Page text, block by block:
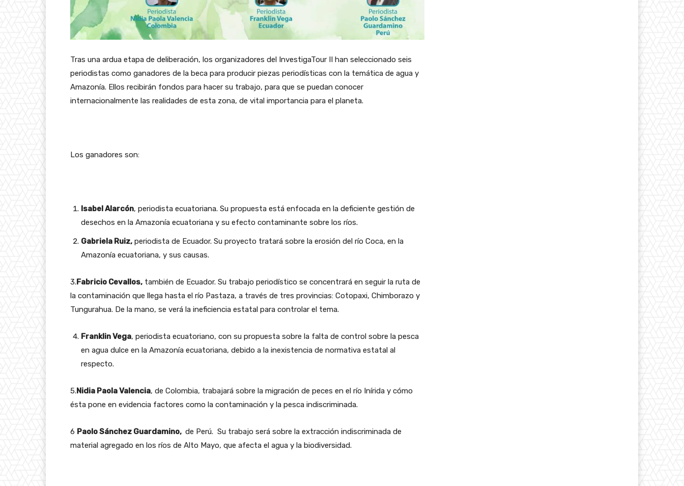
Tras una ardua etapa de deliberación, los organizadores del InvestigaTour II han seleccionado seis
periodistas como ganadores de la beca para producir piezas periodísticas con la temática de agua y
Amazonía. Ellos recibirán fondos para hacer su trabajo, para que se puedan conocer
internacionalmente las realidades de esta zona, de vital importancia para el planeta.
Los ganadores son:
Isabel Alarcón, periodista ecuatoriana. Su propuesta está enfocada en la deficiente gestión de
desechos en la Amazonía ecuatoriana y su efecto contaminante sobre los ríos.
Gabriela Ruiz, periodista de Ecuador. Su proyecto tratará sobre la erosión del río Coca, en la
Amazonía ecuatoriana, y sus causas.
3.Fabricio Cevallos, también de Ecuador. Su trabajo periodístico se concentrará en seguir la ruta de
la contaminación que llega hasta el río Pastaza, a través de tres provincias: Cotopaxi, Chimborazo y
Tungurahua. De la mano, se verá la ineficiencia estatal para controlar el tema.
Franklin Vega, periodista ecuatoriano, con su propuesta sobre la falta de control sobre la pesca
en agua dulce en la Amazonía ecuatoriana, debido a la inexistencia de normativa estatal al
respecto.
5.Nidia Paola Valencia, de Colombia, trabajará sobre la migración de peces en el río Inírida y cómo
ésta pone en evidencia factores como la contaminación y la pesca indiscriminada.
6 Paolo Sánchez Guardamino, de Perú. Su trabajo será sobre la extracción indiscriminada de
material agregado en los ríos de Alto Mayo, que afecta el agua y la biodiversidad.